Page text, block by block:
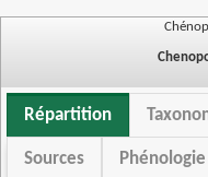
Répartition
Sources Phénologie